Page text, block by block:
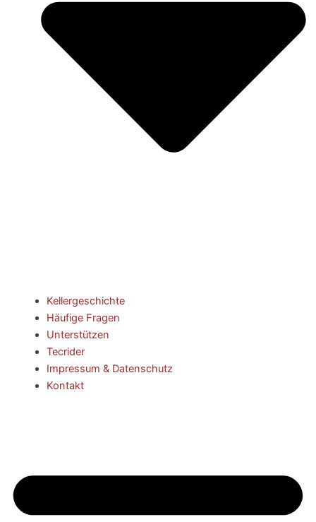
Kellergeschichte
Häufige Fragen
Unterstützen
Tecrider
Impressum & Datenschutz
Kontakt